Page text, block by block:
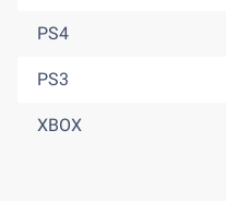
PS4
PS3
XBOX